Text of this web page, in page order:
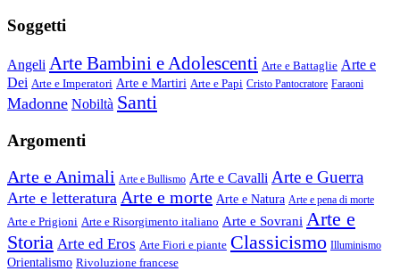
Soggetti
Angeli Arte Bambini e Adolescenti Arte e Battaglie Arte e
Dei Arte e Imperatori Arte e Martiri Arte e Papi Cristo Pantocratore Faraoni
Madonne Nobiltà Santi
Argomenti
Arte e Animali Arte e Bullismo Arte e Cavalli Arte e Guerra
Arte e letteratura Arte e morte Arte e Natura Arte e pena di morte
Arte e Prigioni Arte e Risorgimento italiano Arte e Sovrani Arte e
Storia Arte ed Eros Arte Fiori e piante Classicismo Illuminismo
Orientalismo Rivoluzione francese